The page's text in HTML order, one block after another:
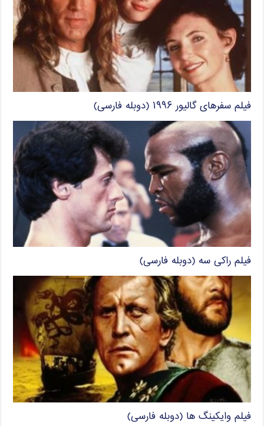
فیلم سفرهای گالیور ۱۹۹۶ (دوبله فارسی)
فیلم راکی سه (دوبله فارسی)
فیلم وایکینگ ها (دوبله فارسی)